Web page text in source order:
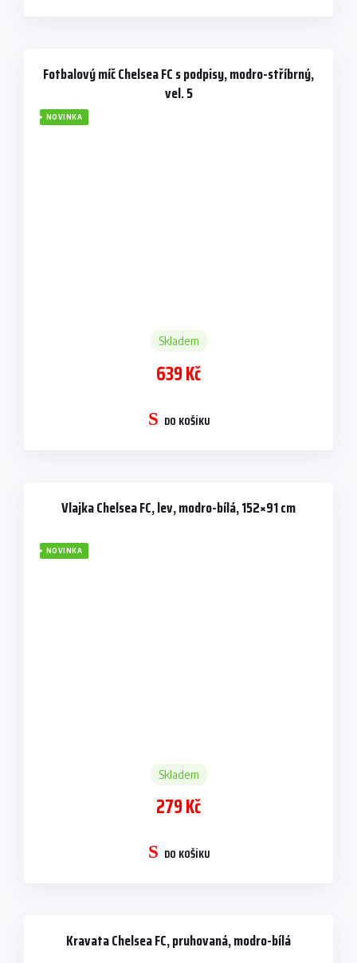
Fotbalový míč Chelsea FC s podpisy, modro-stříbrný,
vel. 5
NOVINKA
Skladem
639 Kč
DO KOŠÍKU
Vlajka Chelsea FC, lev, modro-bílá, 152×91 cm
NOVINKA
Skladem
279 Kč
DO KOŠÍKU
Kravata Chelsea FC, pruhovaná, modro-bílá